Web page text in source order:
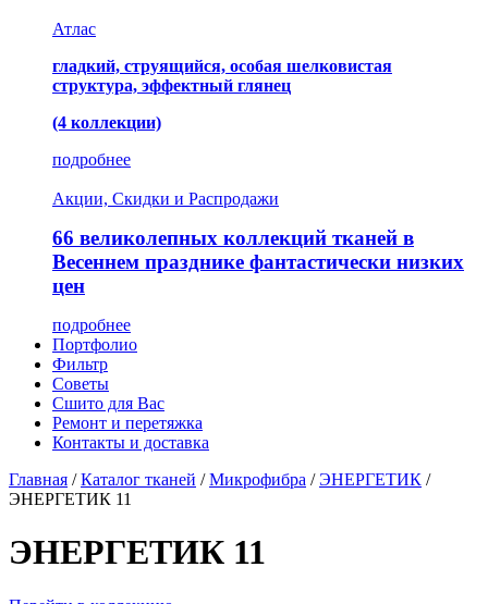
Атлас
гладкий, струящийся, особая шелковистая
структура, эффектный глянец
(4 коллекции)
подробнее
Акции, Скидки и Распродажи
66 великолепных коллекций тканей в
Весеннем празднике фантастически низких
цен
подробнее
Портфолио
Фильтр
Советы
Сшито для Вас
Ремонт и перетяжка
Контакты и доставка
Главная / Каталог тканей / Микрофибра / ЭНЕРГЕТИК /
ЭНЕРГЕТИК 11
ЭНЕРГЕТИК 11